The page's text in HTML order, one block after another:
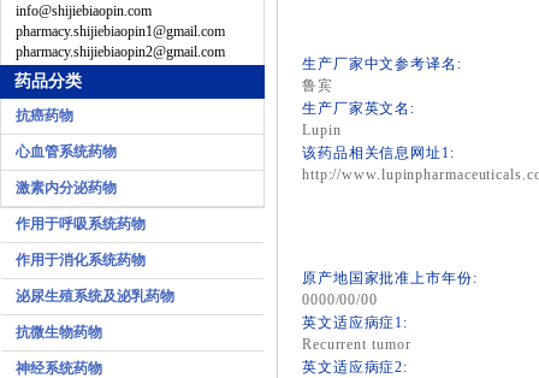
info@shijiebiaopin.com
pharmacy.shijiebiaopin1@gmail.com
pharmacy.shijiebiaopin2@gmail.com
药品分类
抗癌药物
心血管系统药物
激素内分泌药物
作用于呼吸系统药物
作用于消化系统药物
泌尿生殖系统及泌乳药物
抗微生物药物
神经系统药物
生产厂家中文参考译名:
鲁宾
生产厂家英文名:
Lupin
该药品相关信息网址1:
http://
原产地国家批准上市年份:
0000/00/00
英文适应病症1:
Recurrent tumor
英文适应病症2: